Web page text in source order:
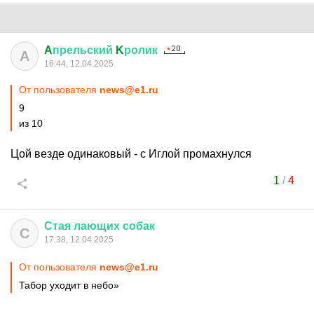
A Aпрельский Kролик
16:44, 12.04.2025
От пользователя news@e1.ru
9
из 10
Цой везде одинаковый - с Иглой промахнулся
1 /4
С Стая лающих собак
17:38, 12.04.2025
От пользователя news@e1.ru
Табор уходит в небо»